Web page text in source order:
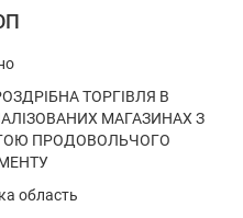
ТОРГІВЛЯ В
МАГАЗИНАХ З
ПРОДОВОЛЬЧОГО
область